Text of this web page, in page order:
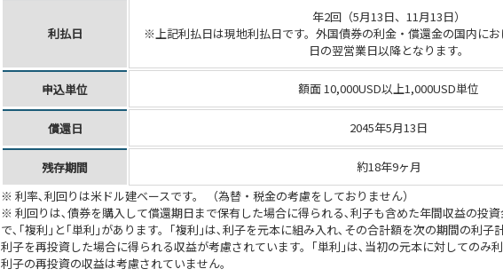
利払日
年2回（5月13日、11月13日）
※上記利払日は現地利払日です。外国債券の利金・償還金の国内に
日の翌営業日以降となります。
申込単位 額面 10,000USD以上1,000USD単位
償還日 2045年5月13日
残存期間
約18年9ヶ月
※ 利率､利回りは米ドル建ベースです。 （為替・税金の考慮をしておりません）
※ 利回りは､債券を購入して償還期日まで保有した場合に得られる､利子も含めた年間収益の投
で､｢複利｣と｢単利｣があります。｢複利｣は､利子を元本に組み入れ､その合計額を次の期間の利子
利子を再投資した場合に得られる収益が考慮されています。｢単利｣は､当初の元本に対してのみ
利子の再投資の収益は考慮されていません。